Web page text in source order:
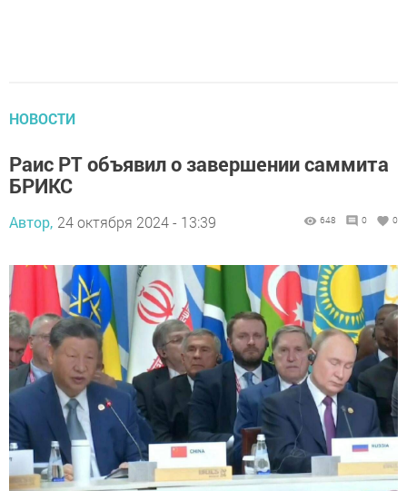
НОВОСТИ
Раис РТ объявил о завершении саммита
БРИКС
Автор, 24 октября 2024 - 13:39 648 0 0